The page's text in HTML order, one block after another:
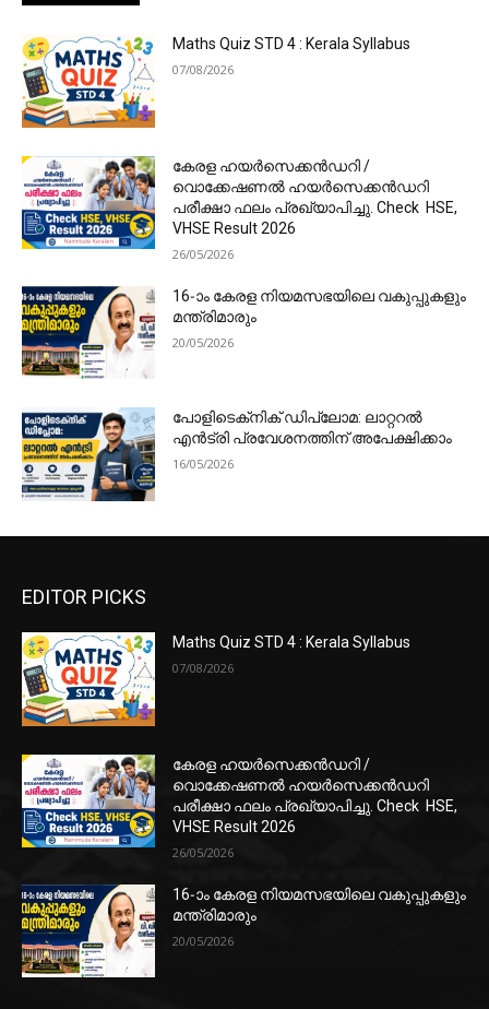
Maths Quiz STD 4 : Kerala Syllabus
07/08/2026
കേരള ഹയർസെക്കൻഡറി /
വൊക്കേഷണൽ ഹയർസെക്കൻഡറി
പരീക്ഷാ ഫലം പ്രഖ്യാപിച്ചു. Check HSE,
VHSE Result 2026
26/05/2026
16-ാം കേരള നിയമസഭയിലെ വകുപ്പുകളും
മന്ത്രിമാരും
20/05/2026
പോളിടെക്‌നിക് ഡിപ്ലോമ: ലാറ്ററൽ
എൻട്രി പ്രവേശനത്തിന് അപേക്ഷിക്കാം
16/05/2026
EDITOR PICKS
Maths Quiz STD 4 : Kerala Syllabus
07/08/2026
കേരള ഹയർസെക്കൻഡറി /
വൊക്കേഷണൽ ഹയർസെക്കൻഡറി
പരീക്ഷാ ഫലം പ്രഖ്യാപിച്ചു. Check HSE,
VHSE Result 2026
26/05/2026
16-ാം കേരള നിയമസഭയിലെ വകുപ്പുകളും
മന്ത്രിമാരും
20/05/2026